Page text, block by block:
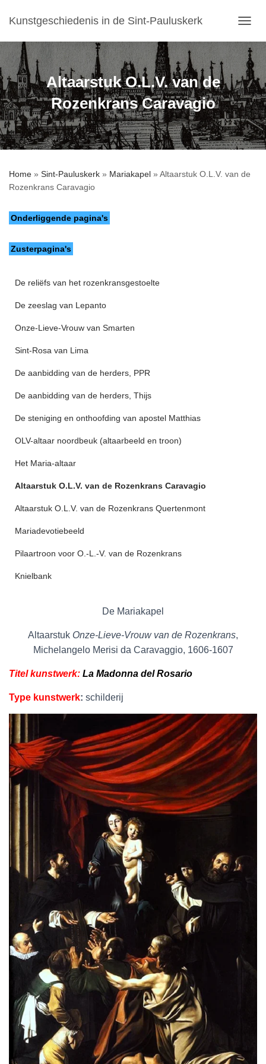
Kunstgeschiedenis in de Sint-Pauluskerk
O
G
G
L
E
N
A
V
I
G
I
Altaarstuk O.L.V. van de
Rozenkrans Caravagio
Home » Sint-Pauluskerk » Mariakapel » Altaarstuk O.L.V. van de
Rozenkrans Caravagio
Onderliggende pagina's
Zusterpagina's
De reliëfs van het rozenkransgestoelte
De zeeslag van Lepanto
Onze-Lieve-Vrouw van Smarten
Sint-Rosa van Lima
De aanbidding van de herders, PPR
De aanbidding van de herders, Thijs
De steniging en onthoofding van apostel Matthias
OLV-altaar noordbeuk (altaarbeeld en troon)
Het Maria-altaar
Altaarstuk O.L.V. van de Rozenkrans Caravagio
Altaarstuk O.L.V. van de Rozenkrans Quertenmont
Mariadevotiebeeld
Pilaartroon voor O.-L.-V. van de Rozenkrans
Knielbank
De Mariakapel
Altaarstuk Onze-Lieve-Vrouw van de Rozenkrans,
Michelangelo Merisi da Caravaggio, 1606-1607
Titel kunstwerk: La Madonna del Rosario
Type kunstwerk: schilderij